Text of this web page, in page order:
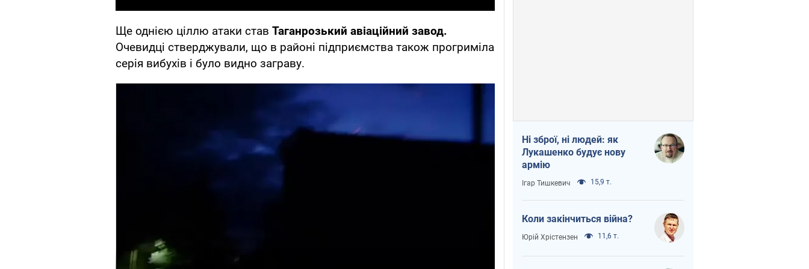
Ще однією ціллю атаки став Таганрозький авіаційний завод.
Очевидці стверджували, що в районі підприємства також прогриміла
серія вибухів і було видно заграву.
Ні зброї, ні людей: як
Лукашенко будує нову
армію
Ігар Тишкевич 15,9 т.
Коли закінчиться війна?
Юрій Хрістензен 11,6 т.